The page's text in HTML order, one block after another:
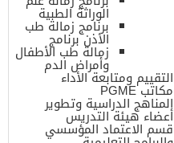
الوراثة الطبية
برنامج زمالة طب
الأذن برنامج
زمالة طب الأطفال
وأمراض الدم
التقييم ومتابعة الأداء
مكاتب PGME
المناهج الدراسية وتطوير
أعضاء هيئة التدريس
قسم الاعتماد المؤسسي